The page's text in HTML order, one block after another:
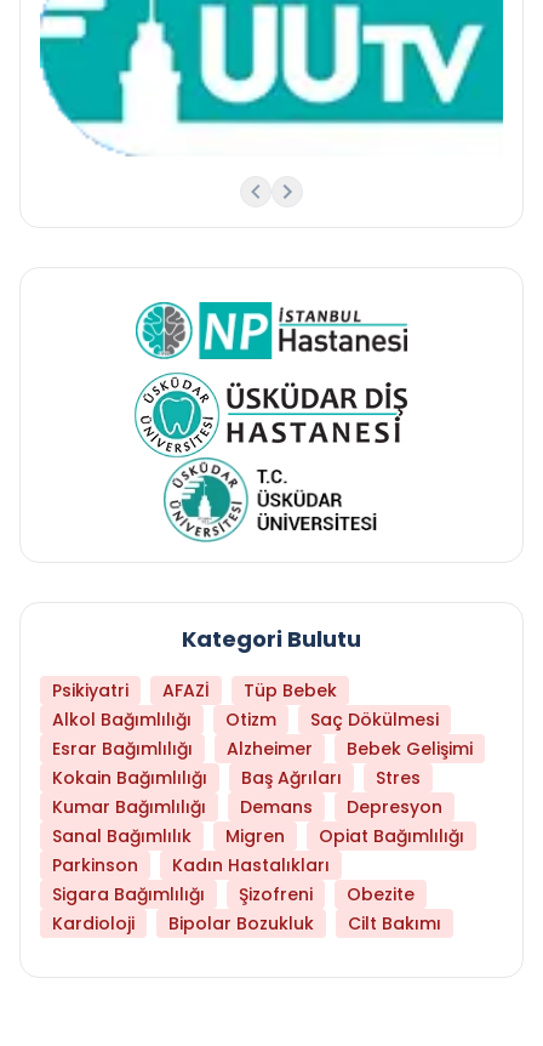
Kategori Bulutu
Psikiyatri AFAZİ
Tüp Bebek
Alkol Bağımlılığı
Otizm
Saç Dökülmesi
Esrar Bağımlılığı
Alzheimer
Bebek Gelişimi
Kokain Bağımlılığı
Baş Ağrıları
Stres
Kumar Bağımlılığı
Demans
Depresyon
Sanal Bağımlılık
Migren
Opiat Bağımlılığı
Parkinson
Kadın Hastalıkları
Sigara Bağımlılığı
Şizofreni
Obezite
Kardioloji
Bipolar Bozukluk Cilt Bakımı